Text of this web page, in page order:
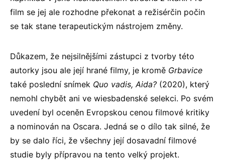
film se jej ale rozhodne překonat a režisérčin počin
se tak stane terapeutickým nástrojem změny.
Důkazem, že nejsilnějšími zástupci z tvorby této
autorky jsou ale její hrané filmy, je kromě Grbavice
také poslední snímek Quo vadis, Aida? (2020), který
nemohl chybět ani ve wiesbadenské selekci. Po svém
uvedení byl oceněn Evropskou cenou filmové kritiky
a nominován na Oscara. Jedná se o dílo tak silné, že
by se dalo říci, že všechny její dosavadní filmové
studie byly přípravou na tento velký projekt.